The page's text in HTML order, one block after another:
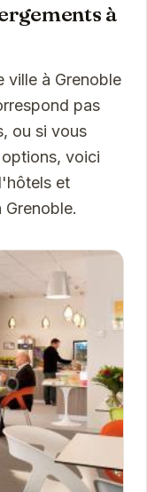
à
ville à Grenoble
pas
ou si vous
voici
et